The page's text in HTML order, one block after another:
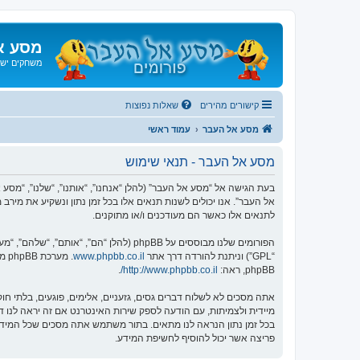
מסע
משחקים
קישורים מהירים שאלות נפוצות
מסע אל העבר עמוד ראשי
מסע אל העבר - תנאי שימוש
אל העבר”. אנו יכולים לשנות תנאים אלו בכל זמן נתון ונשקיע את
לתנאים אלו כאשר הם מעודכנים ו/או מתוקנים.
הפורומים שלנו מבוססים על phpBB (להלן “הם”, “אותם”, “שלהם”, “מערכת phpBB”, “www.phpbb.co.il”, “קבוצת phpBB”, “צוות phpBB הישראלי”) אשר הינה מערכת בולטיין המשוחררת תחת הסכם “
“GPL”) וניתנת להורדה דרך אתר
www.phpbb.co.il
phpBB, ראה:
http://www.phpbb.co.il/
.
אתה מסכים לא לשלוח דברים גסים, גזעניים, אלימים, פוגעים,
פריצה אשר יכול להוסיף לחשיפת המידע.